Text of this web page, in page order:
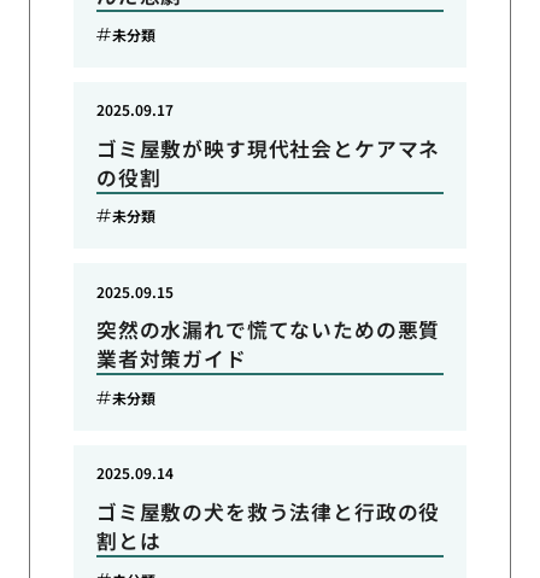
未分類
ゴミ屋敷が映す現代社会とケアマネ
の役割
2025.09.17
未分類
突然の水漏れで慌てないための悪質
業者対策ガイド
2025.09.15
未分類
ゴミ屋敷の犬を救う法律と行政の役
割とは
2025.09.14